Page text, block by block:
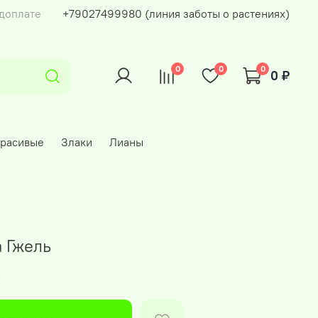
+79027499980 (линия заботы о растениях)
0 0 0 0 ₽
Злаки Лианы